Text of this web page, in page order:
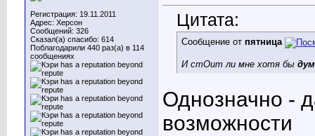
Регистрация: 19.11.2011
Адрес: Херсон
Сообщений: 326
Сказал(а) спасибо: 614
Поблагодарили 440 раз(а) в 114
сообщениях
Цитата:
Сообщение от пятница
И стОит ли мне хотя бы
Однозначно -
возможности